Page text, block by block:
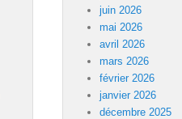
juin 2026
mai 2026
avril 2026
mars 2026
février 2026
janvier 2026
décembre 2025